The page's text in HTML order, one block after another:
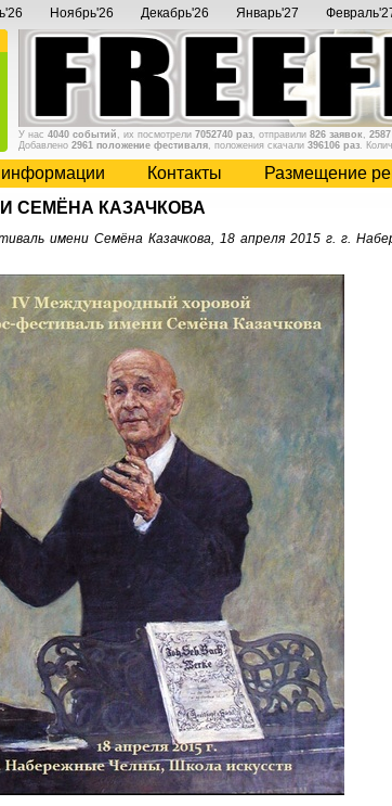
Ноябрь'26 Декабрь'26 Январь'27
У нас 4040 событий , их посмотрели 7052740 раз, отправили 826 заявок,
Добавлено 2961 положение фестиваля, положения скачали 396106 раз.
Контакты Размещение
СЕМЁНА КАЗАЧКОВА
имени Семёна Казачкова, 18 апреля 2015 г. г.